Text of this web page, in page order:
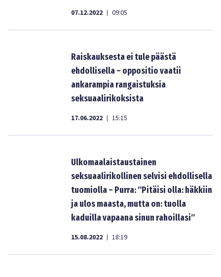
07.12.2022 | 09:05
Raiskauksesta ei tule päästä
ehdollisella – oppositio vaatii
ankarampia rangaistuksia
seksuaalirikoksista
17.06.2022 | 15:15
Ulkomaalaistaustainen
seksuaalirikollinen selvisi ehdollisella
tuomiolla – Purra: ”Pitäisi olla: häkkiin
ja ulos maasta, mutta on: tuolla
kaduilla vapaana sinun rahoillasi”
15.08.2022 | 18:19